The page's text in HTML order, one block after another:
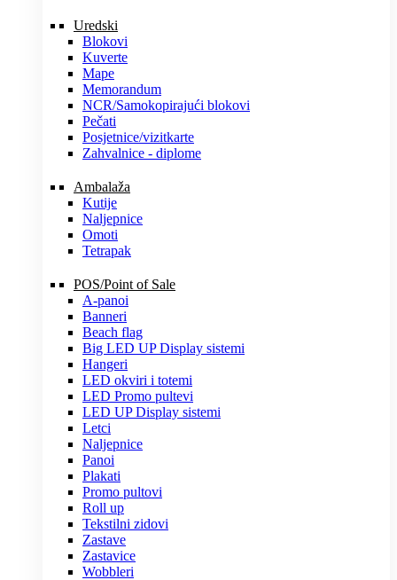
Uredski
Blokovi
Kuverte
Mape
Memorandum
NCR/Samokopirajući blokovi
Pečati
Posjetnice/vizitkarte
Zahvalnice - diplome
Ambalaža
Kutije
Naljepnice
Omoti
Tetrapak
POS/Point of Sale
A-panoi
Banneri
Beach flag
Big LED UP Display sistemi
Hangeri
LED okviri i totemi
LED Promo pultevi
LED UP Display sistemi
Letci
Naljepnice
Panoi
Plakati
Promo pultovi
Roll up
Tekstilni zidovi
Zastave
Zastavice
Wobbleri